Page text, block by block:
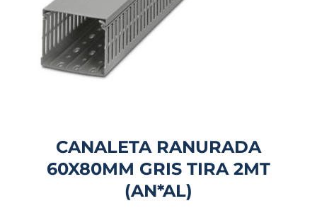
CANALETA RANURADA
60X80MM GRIS TIRA 2MT
(AN*AL)